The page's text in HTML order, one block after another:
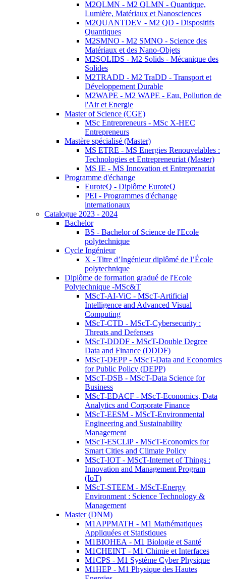
M2QLMN - M2 QLMN - Quantique,
Lumière, Matériaux et Nanosciences
M2QUANTDEV - M2 QD - Dispositifs
Quantiques
M2SMNO - M2 SMNO - Science des
Matériaux et des Nano-Objets
M2SOLIDS - M2 Solids - Mécanique des
Solides
M2TRADD - M2 TraDD - Transport et
Développement Durable
M2WAPE - M2 WAPE - Eau, Pollution de
l'Air et Energie
Master of Science (CGE)
MSc Entrepreneurs - MSc X-HEC
Entrepreneurs
Mastère spécialisé (Master)
MS ETRE - MS Energies Renouvelables :
Technologies et Entrepreneuriat (Master)
MS IE - MS Innovation et Entreprenariat
Programme d'échange
EuroteQ - Diplôme EuroteQ
PEI - Programmes d'échange
internationaux
Catalogue 2023 - 2024
Bachelor
BS - Bachelor of Science de l'Ecole
polytechnique
Cycle Ingénieur
X - Titre d’Ingénieur diplômé de l’École
polytechnique
Diplôme de formation gradué de l'Ecole
Polytechnique -MSc&T
MScT-AI-ViC - MScT-Artificial
Intelligence and Advanced Visual
Computing
MScT-CTD - MScT-Cybersecurity :
Threats and Defenses
MScT-DDDF - MScT-Double Degree
Data and Finance (DDDF)
MScT-DEPP - MScT-Data and Economics
for Public Policy (DEPP)
MScT-DSB - MScT-Data Science for
Business
MScT-EDACF - MScT-Economics, Data
Analytics and Corporate Finance
MScT-EESM - MScT-Environmental
Engineering and Sustainability
Management
MScT-ESCLiP - MScT-Economics for
Smart Cities and Climate Policy
MScT-IOT - MScT-Internet of Things :
Innovation and Management Program
(IoT)
MScT-STEEM - MScT-Energy
Environment : Science Technology &
Management
Master (DNM)
M1APPMATH - M1 Mathématiques
Appliquées et Statistiques
M1BIOHEA - M1 Biologie et Santé
M1CHEINT - M1 Chimie et Interfaces
M1CPS - M1 Système Cyber Physique
M1HEP - M1 Physique des Hautes